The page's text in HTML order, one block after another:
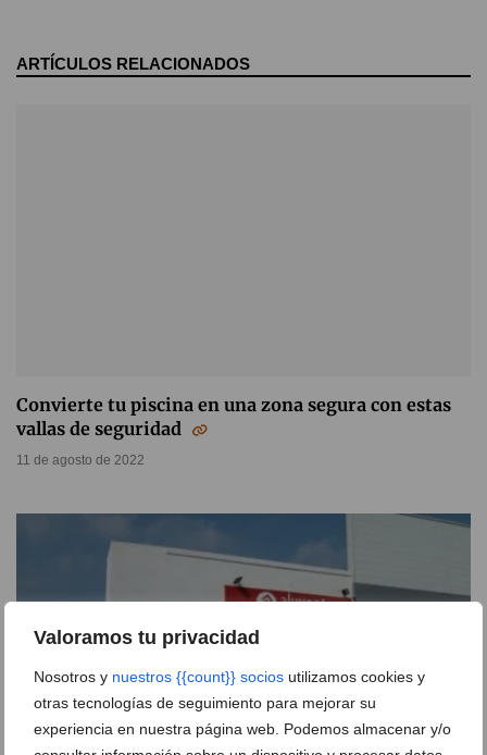
Valoramos tu privacidad
Nosotros y nuestros {{count}} socios utilizamos cookies y
otras tecnologías de seguimiento para mejorar su
experiencia en nuestra página web. Podemos almacenar y/o
ARTÍCULOS RELACIONADOS
Convierte tu piscina en una zona segura con estas
vallas de seguridad
11 de agosto de 2022